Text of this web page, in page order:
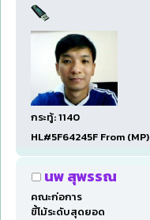
กระทู้: 1140
HL#5F64245F From (MP)
นพ สุพรรณ
คณะก่อการ
ขี้โม้ระดับสุดยอด